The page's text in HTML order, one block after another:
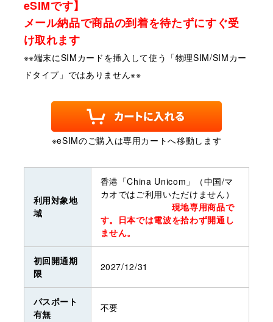
eSIMです】
メール納品で商品の到着を待たずにすぐ受
け取れます
※※端末にSIMカードを挿入して使う「物理SIM/SIMカー
ドタイプ」ではありません※※
※eSIMのご購入は専用カートへ移動します
利用対象地
域
香港「China Unicom」（中国/マ
カオではご利用いただけません）
現地専用商品で
す。日本では電波を拾わず開通し
ません。
初回開通期
限
2027/12/31
パスポート
有無
不要